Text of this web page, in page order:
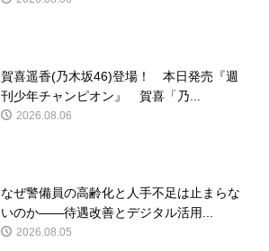
賀喜遥香(乃木坂46)登場！ 本日発売『週
刊少年チャンピオン』 賀喜「乃...
2026.08.06
なぜ警備員の高齢化と人手不足は止まらな
いのか――待遇改善とデジタル活用...
2026.08.05